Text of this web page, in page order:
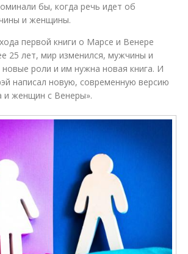
бы, когда речь идет об
и женщины.
первой книги о Марсе и Венере
25 лет, мир изменился, мужчины и
роли и им нужна новая книга. И
написал новую, современную версию
и женщин с Венеры».